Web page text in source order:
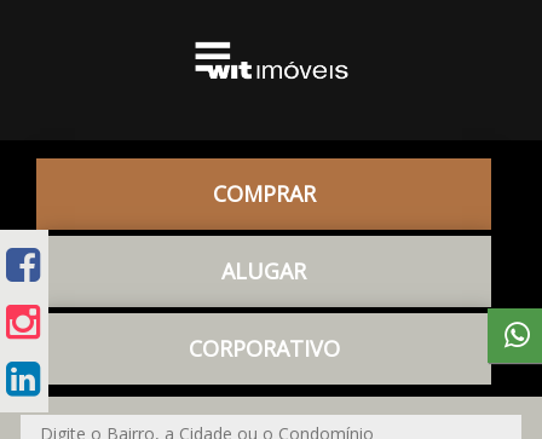
COMPRAR
ALUGAR
CORPORATIVO